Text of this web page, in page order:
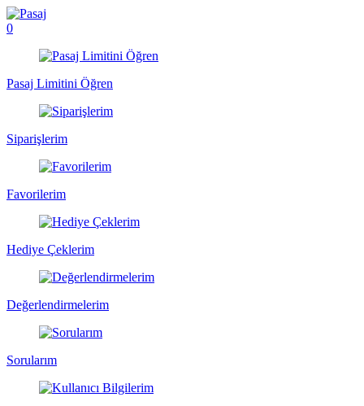
0
Pasaj Limitini Öğren
Siparişlerim
Favorilerim
Hediye Çeklerim
Değerlendirmelerim
Sorularım